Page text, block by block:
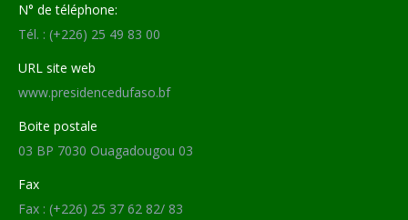
N° de téléphone:
Tél. : (+226) 25 49 83 00
URL site web
www.presidencedufaso.bf
Boite postale
03 BP 7030 Ouagadougou 03
Fax
Fax : (+226) 25 37 62 82/ 83